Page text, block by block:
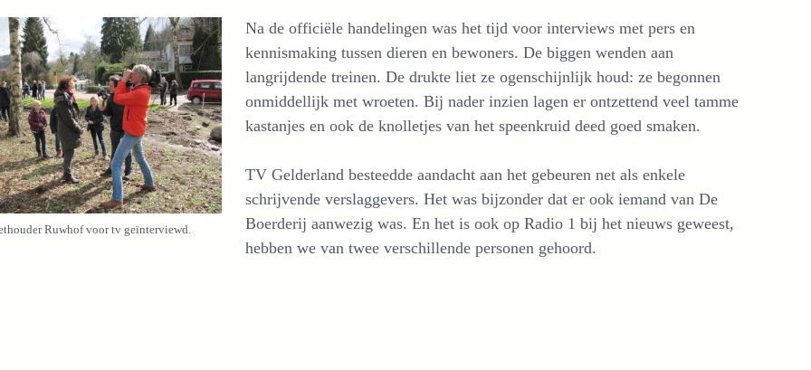
Ruwhof voor tv geïnterviewd.
Na de officiële handelingen was het tijd voor interviews met pers en
kennismaking tussen dieren en bewoners. De biggen wenden aan
langrijdende treinen. De drukte liet ze ogenschijnlijk houd: ze begonnen
onmiddellijk met wroeten. Bij nader inzien lagen er ontzettend veel tamme
kastanjes en ook de knolletjes van het speenkruid deed goed smaken.
TV Gelderland besteedde aandacht aan het gebeuren net als enkele
schrijvende verslaggevers. Het was bijzonder dat er ook iemand van De
Boerderij aanwezig was. En het is ook op Radio 1 bij het nieuws geweest,
hebben we van twee verschillende personen gehoord.